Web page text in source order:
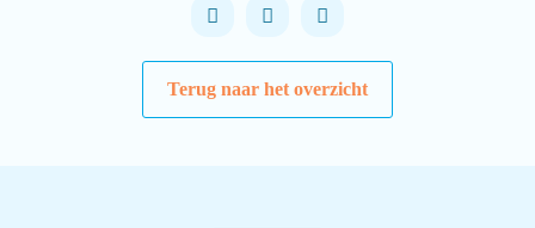
Terug naar het overzicht